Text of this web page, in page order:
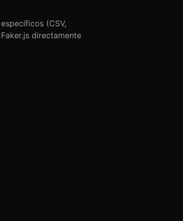
(CSV,
directamente